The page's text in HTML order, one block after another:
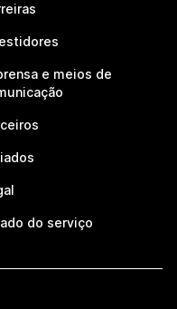
e meios de
do serviço